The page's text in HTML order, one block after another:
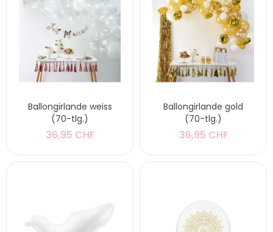
Ballongirlande weiss
(70-tlg.)
36,95 CHF
Ballongirlande gold
(70-tlg.)
36,95 CHF